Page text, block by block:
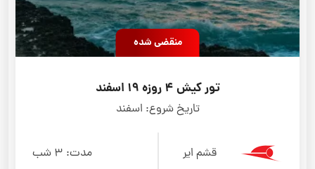
منقضی شده
تور کیش 4 روزه 19 اسفند
تاریخ شروع: اسفند
قشم ایر مدت: 3 شب